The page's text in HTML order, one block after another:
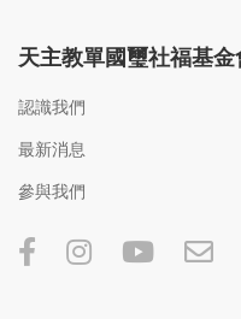
天主教單國璽社福基金
認識我們
最新消息
參與我們